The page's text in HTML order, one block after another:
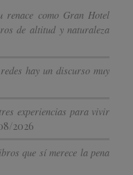
renace como Gran Hotel
de altitud y naturaleza
hay un discurso muy
experiencias para vivir
2026
que sí merece la pena